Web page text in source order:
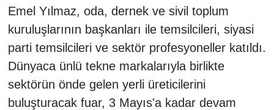
Emel Yılmaz, oda, dernek ve sivil toplum
kuruluşlarının başkanları ile temsilcileri, siyasi
parti temsilcileri ve sektör profesyoneller katıldı.
Dünyaca ünlü tekne markalarıyla birlikte
sektörün önde gelen yerli üreticilerini
buluşturacak fuar, 3 Mayıs'a kadar devam